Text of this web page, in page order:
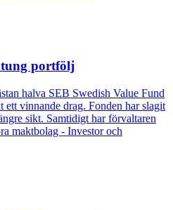
portfölj
halva SEB Swedish Value Fund
ett vinnande drag. Fonden har slagit
sikt. Samtidigt har förvaltaren
maktbolag - Investor och